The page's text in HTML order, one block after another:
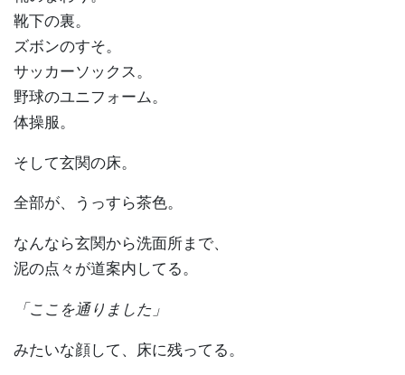
靴下の裏。
ズボンのすそ。
サッカーソックス。
野球のユニフォーム。
体操服。
そして玄関の床。
全部が、うっすら茶色。
なんなら玄関から洗面所まで、
泥の点々が道案内してる。
「ここを通りました」
みたいな顔して、床に残ってる。